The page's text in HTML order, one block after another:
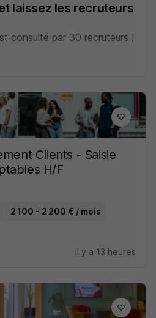
laissez les recruteurs
consulté par 30 recruteurs !
Clients - Saisie
H/F
2 100 - 2 200 € / mois
il y a 13 heures